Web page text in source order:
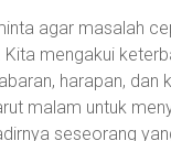
agar masalah
Kita mengakui
harapan,
malam untuk
seseorang